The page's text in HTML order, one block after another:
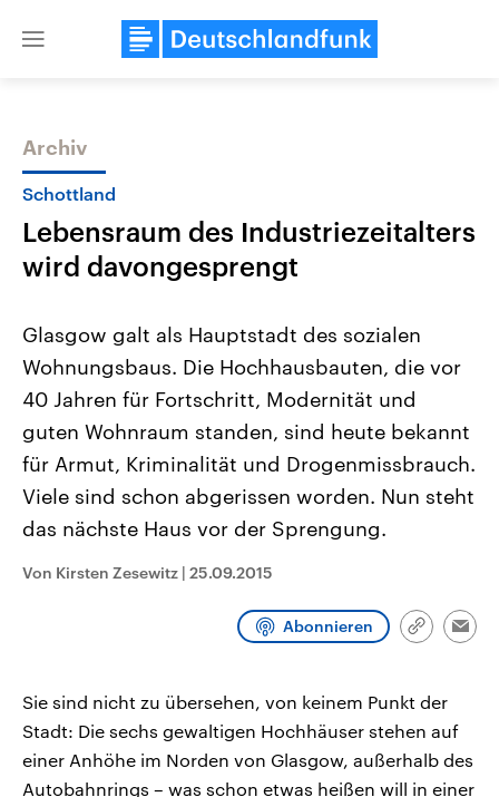
Close
Themen
Landtagswahl Sachsen-Anhalt
2026
Alle Informationen
Sachsen-Anhalt wählt am 6.
September 2026 einen neuen
Landtag. Seit 2021 wird das
Bundesland von einer Koalition aus
CDU, SPD und FDP regiert.-
Umfragen, Prognosen,
und Hintergründe zu den Parteien
und Kandidaten der anstehenden
USA
Aktuelle Beiträge,
Hintergründe
Wirtschaftlich und
gehören die Vereinigten
den mächtigsten Ländern
mit großem Einfluss auf
Sendungen Programm
Archiv
Schottland
Lebensraum des Industriezeitalters
wird davongesprengt
Glasgow galt als Hauptstadt des sozialen
Wohnungsbaus. Die Hochhausbauten, die vor
40 Jahren für Fortschritt, Modernität und
guten Wohnraum standen, sind heute bekannt
für Armut, Kriminalität und Drogenmissbrauch.
Viele sind schon abgerissen worden. Nun steht
das nächste Haus vor der Sprengung.
Von Kirsten Zesewitz | 25.09.2015
Abonnieren
Link
Sie sind nicht zu übersehen, von keinem Punkt der
Stadt: Die sechs gewaltigen Hochhäuser stehen auf
einer Anhöhe im Norden von Glasgow, außerhalb des
Autobahnrings – was schon etwas heißen will in einer